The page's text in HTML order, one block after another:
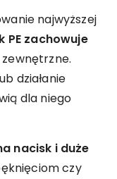
najwyższej
PE zachowuje
działanie
dla niego
nacisk i duże
czy